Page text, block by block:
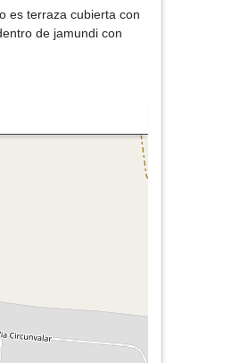
es terraza cubierta con
de jamundi con